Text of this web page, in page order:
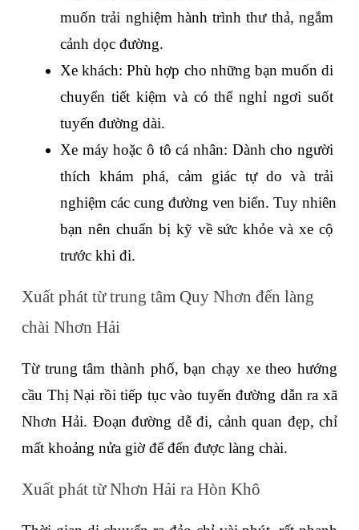
muốn trải nghiệm hành trình thư thả, ngắm
cảnh dọc đường.
Xe khách: Phù hợp cho những bạn muốn di
chuyển tiết kiệm và có thể nghỉ ngơi suốt
tuyến đường dài.
Xe máy hoặc ô tô cá nhân: Dành cho người
thích khám phá, cảm giác tự do và trải
nghiệm các cung đường ven biển. Tuy nhiên
bạn nên chuẩn bị kỹ về sức khỏe và xe cộ
trước khi đi.
Xuất phát từ trung tâm Quy Nhơn đến làng
chài Nhơn Hải
Từ trung tâm thành phố, bạn chạy xe theo hướng
cầu Thị Nại rồi tiếp tục vào tuyến đường dẫn ra xã
Nhơn Hải. Đoạn đường dễ đi, cảnh quan đẹp, chỉ
mất khoảng nửa giờ để đến được làng chài.
Xuất phát từ Nhơn Hải ra Hòn Khô